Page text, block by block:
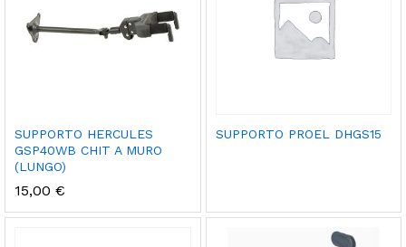
SUPPORTO HERCULES
GSP40WB CHIT A MURO
(LUNGO)
15,00 €
SUPPORTO PROEL DHGS15